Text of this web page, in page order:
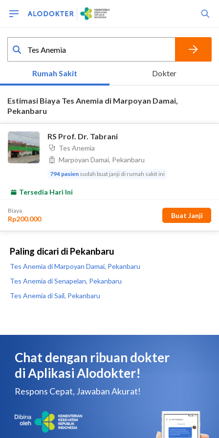
Paling dicari di Pekanbaru
Tes Anemia di Marpoyan Damai, Pekanbaru
Tes Anemia di Senapelan, Pekanbaru
Tes Anemia di Sail, Pekanbaru